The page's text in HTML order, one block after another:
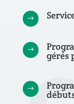
$
$ gérés
$